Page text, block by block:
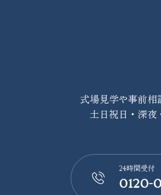
式場見学や事前相
土日祝日・深夜
24時間受付
0120-